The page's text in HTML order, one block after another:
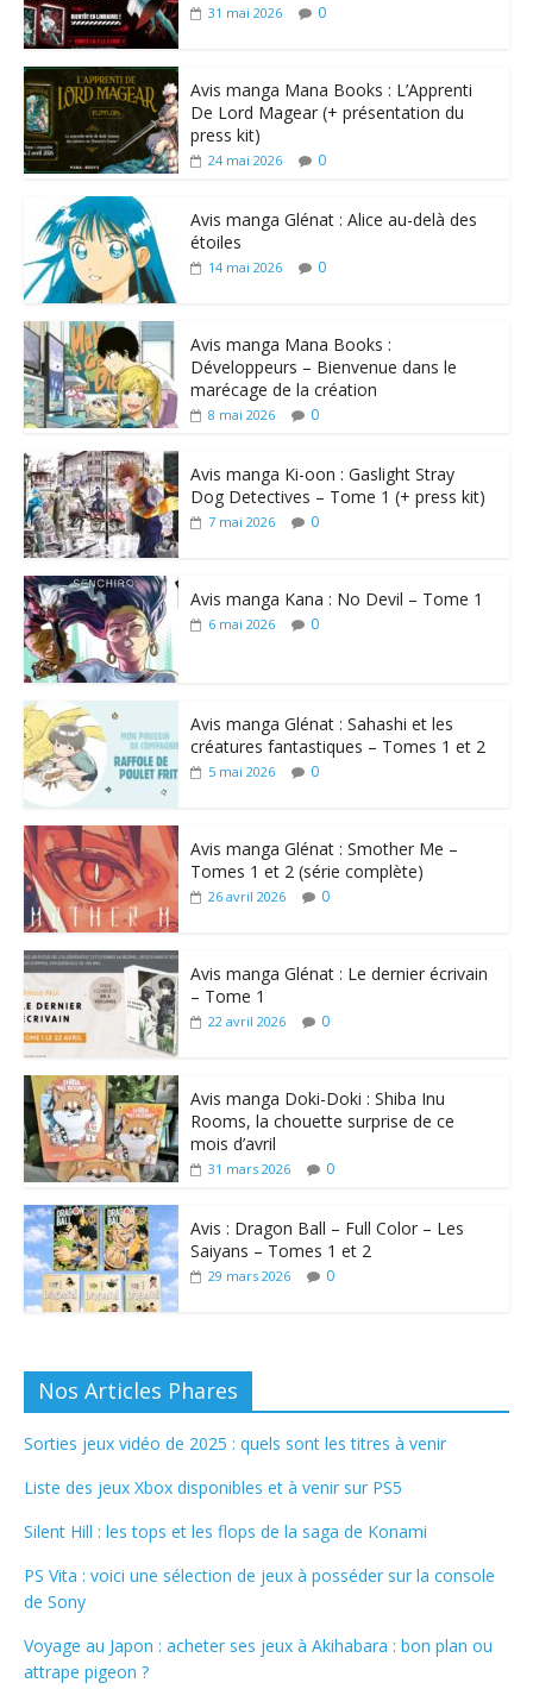
31 mai 2026 0
Avis manga Mana Books : L’Apprenti
De Lord Magear (+ présentation du
press kit)
24 mai 2026 0
Avis manga Glénat : Alice au-delà des
étoiles
14 mai 2026 0
Avis manga Mana Books :
Développeurs – Bienvenue dans le
marécage de la création
8 mai 2026 0
Avis manga Ki-oon : Gaslight Stray
Dog Detectives – Tome 1 (+ press kit)
7 mai 2026 0
Avis manga Kana : No Devil – Tome 1
6 mai 2026 0
Avis manga Glénat : Sahashi et les
créatures fantastiques – Tomes 1 et 2
5 mai 2026 0
Avis manga Glénat : Smother Me –
Tomes 1 et 2 (série complète)
26 avril 2026 0
Avis manga Glénat : Le dernier écrivain
– Tome 1
22 avril 2026 0
Avis manga Doki-Doki : Shiba Inu
Rooms, la chouette surprise de ce
mois d’avril
31 mars 2026 0
Avis : Dragon Ball – Full Color – Les
Saiyans – Tomes 1 et 2
29 mars 2026 0
Nos Articles Phares
Sorties jeux vidéo de 2025 : quels sont les titres à venir
Liste des jeux Xbox disponibles et à venir sur PS5
Silent Hill : les tops et les flops de la saga de Konami
PS Vita : voici une sélection de jeux à posséder sur la console
de Sony
Voyage au Japon : acheter ses jeux à Akihabara : bon plan ou
attrape pigeon ?